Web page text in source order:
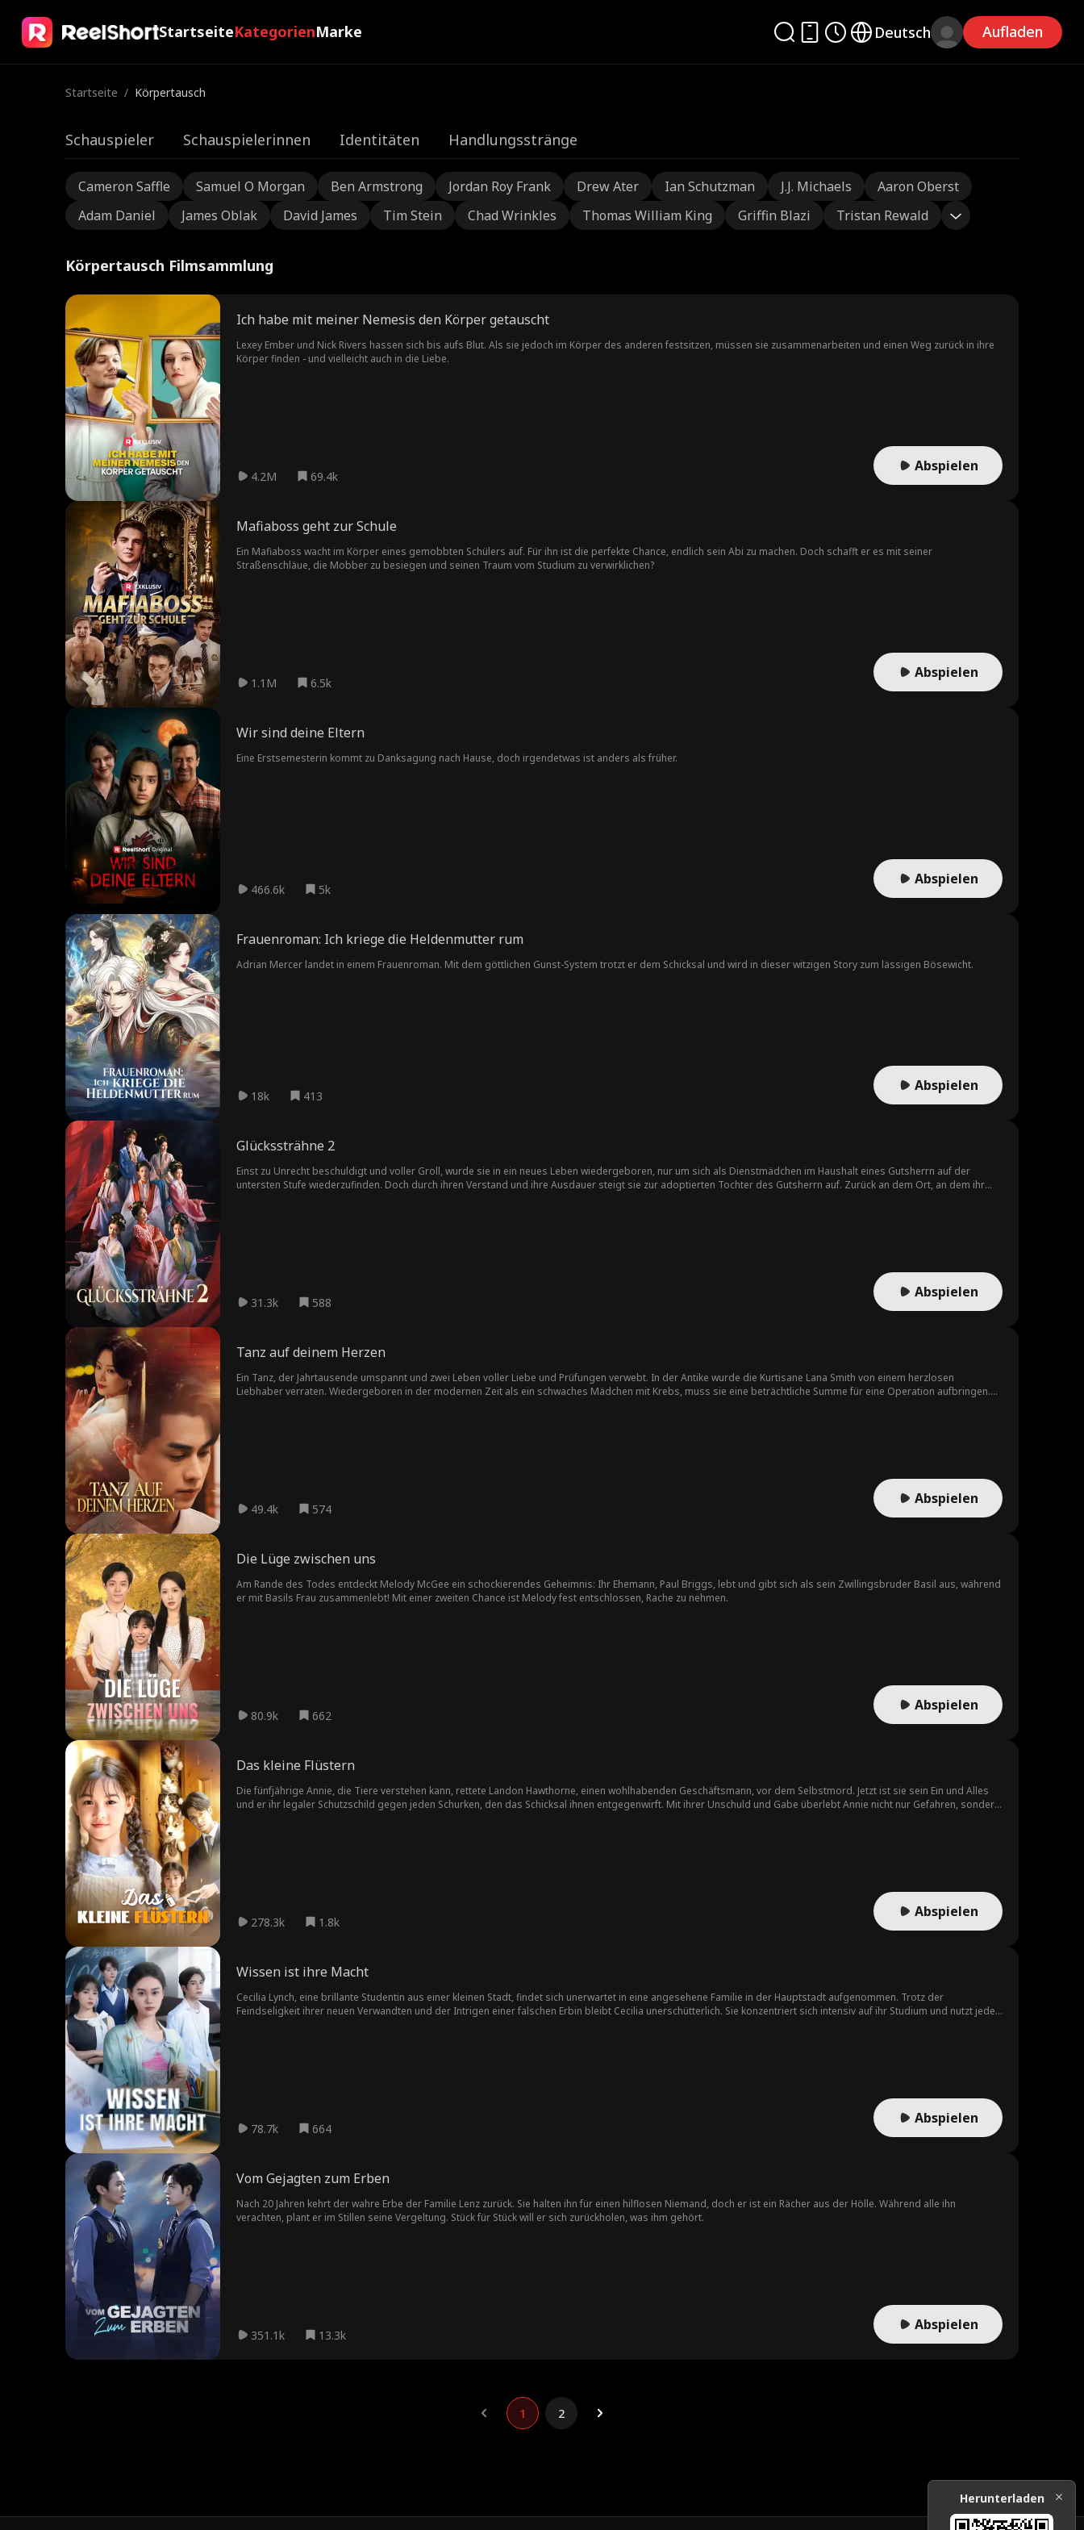
StartseiteKategorienMarke Deutsch Aufladen
Startseite / Körpertausch
Schauspieler Schauspielerinnen Identitäten Handlungsstränge
Cameron Saffle Samuel O Morgan Ben Armstrong Jordan Roy Frank Drew Ater Ian Schutzman J.J. Michaels
Aaron Oberst
Adam Daniel
James Oblak David James Tim Stein Chad Wrinkles Thomas William King Griffin Blazi Tristan Rewald
Körpertausch Filmsammlung
Ich habe mit meiner Nemesis den Körper getauscht
Lexey Ember und Nick Rivers hassen sich bis aufs Blut. Als sie jedoch im Körper des anderen festsitzen, müssen sie zusammenarbeiten und einen Weg zurück in ihre
Körper finden - und vielleicht auch in die Liebe.
4.2M 69.4k
Abspielen
Mafiaboss geht zur Schule
Ein Mafiaboss wacht im Körper eines gemobbten Schülers auf. Für ihn ist die perfekte Chance, endlich sein Abi zu machen. Doch schafft er es mit seiner
Straßenschläue, die Mobber zu besiegen und seinen Traum vom Studium zu verwirklichen?
1.1M 6.5k
Abspielen
Wir sind deine Eltern
Eine Erstsemesterin kommt zu Danksagung nach Hause, doch irgendetwas ist anders als früher.
466.6k 5k
Abspielen
Frauenroman: Ich kriege die Heldenmutter rum
Adrian Mercer landet in einem Frauenroman. Mit dem göttlichen Gunst-System trotzt er dem Schicksal und wird in dieser witzigen Story zum lässigen Bösewicht.
18k 413
Abspielen
Glückssträhne 2
Einst zu Unrecht beschuldigt und voller Groll, wurde sie in ein neues Leben wiedergeboren, nur um sich als Dienstmädchen im Haushalt eines Gutsherrn auf der
untersten Stufe wiederzufinden. Doch durch ihren Verstand und ihre Ausdauer steigt sie zur adoptierten Tochter des Gutsherrn auf. Zurück an dem Ort, an dem ihr
31.3k 588
Abspielen
Tanz auf deinem Herzen
Ein Tanz, der Jahrtausende umspannt und zwei Leben voller Liebe und Prüfungen verwebt. In der Antike wurde die Kurtisane Lana Smith von einem herzlosen
Liebhaber verraten. Wiedergeboren in der modernen Zeit als ein schwaches Mädchen mit Krebs, muss sie eine beträchtliche Summe für eine Operation aufbringen.
49.4k 574
Abspielen
Die Lüge zwischen uns
Am Rande des Todes entdeckt Melody McGee ein schockierendes Geheimnis: Ihr Ehemann, Paul Briggs, lebt und gibt sich als sein Zwillingsbruder Basil aus, während
er mit Basils Frau zusammenlebt! Mit einer zweiten Chance ist Melody fest entschlossen, Rache zu nehmen.
80.9k 662
Abspielen
Das kleine Flüstern
Die fünfjährige Annie, die Tiere verstehen kann, rettete Landon Hawthorne, einen wohlhabenden Geschäftsmann, vor dem Selbstmord. Jetzt ist sie sein Ein und Alles
und er ihr legaler Schutzschild gegen jeden Schurken, den das Schicksal ihnen entgegenwirft. Mit ihrer Unschuld und Gabe überlebt Annie nicht nur Gefahren, sondern
278.3k 1.8k
Abspielen
Wissen ist ihre Macht
Cecilia Lynch, eine brillante Studentin aus einer kleinen Stadt, findet sich unerwartet in eine angesehene Familie in der Hauptstadt aufgenommen. Trotz der
Feindseligkeit ihrer neuen Verwandten und der Intrigen einer falschen Erbin bleibt Cecilia unerschütterlich. Sie konzentriert sich intensiv auf ihr Studium und nutzt jede
78.7k 664
Abspielen
Vom Gejagten zum Erben
Nach 20 Jahren kehrt der wahre Erbe der Familie Lenz zurück. Sie halten ihn für einen hilflosen Niemand, doch er ist ein Rächer aus der Hölle. Während alle ihn
verachten, plant er im Stillen seine Vergeltung. Stück für Stück will er sich zurückholen, was ihm gehört.
351.1k 13.3k
Abspielen
1 2
Herunterladen